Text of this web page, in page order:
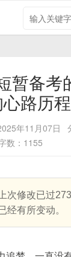
关
暂备考
路历程
年11月07日
数：1155
次修改已过
经有所变动。